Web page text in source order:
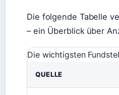
Die folgende Tabelle
– ein Überblick über
Die wichtigsten
QUELLE